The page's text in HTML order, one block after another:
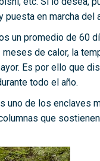
en marcha del
un promedio de 60
de calor, la
Es por ello que
todo el año.
uno de los enclaves
que